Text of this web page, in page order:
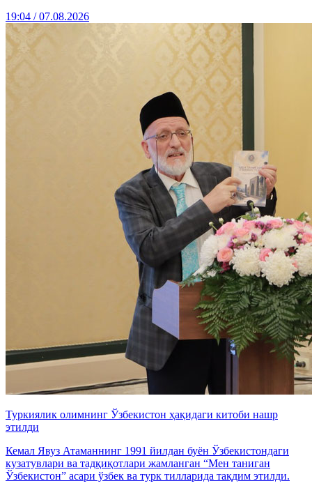
19:04 / 07.08.2026
Туркиялик олимнинг Ўзбекистон ҳақидаги китоби нашр
этилди
Кемал Явуз Атаманнинг 1991 йилдан буён Ўзбекистондаги
кузатувлари ва тадқиқотлари жамланган “Мен таниган
Ўзбекистон” асари ўзбек ва турк тилларида тақдим этилди.